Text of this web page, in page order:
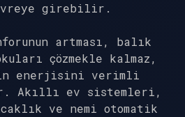
girebilir.
artması, balık
çözmekle kalmaz,
enerjisini verimli
Akıllı ev sistemleri,
ve nemi otomatik